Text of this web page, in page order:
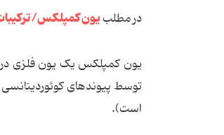
در مطلبیون کمپلکس/
یون کمپلکس یک یون فلزی در
توسط پیوندهای
است).